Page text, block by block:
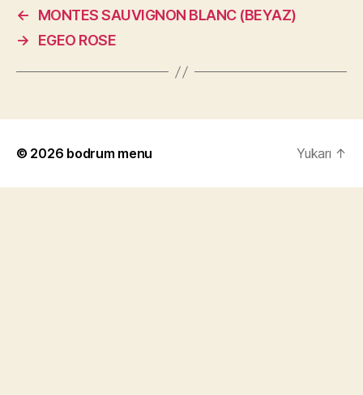
←
MONTES SAUVIGNON BLANC (BEYAZ)
→
EGEO ROSE
© 2026 bodrum menu Yukarı ↑